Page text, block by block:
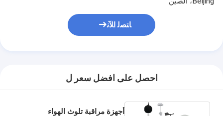
ﺎﺘﺼﻟ ﺍﻶﻧ
احصل على افضل سعر ل
أجهزة مراقبة تلوث الهواء